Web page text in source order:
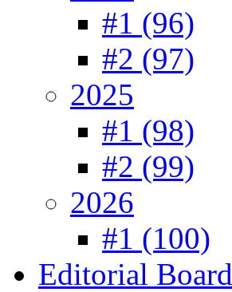
#1 (96)
#2 (97)
2025
#1 (98)
#2 (99)
2026
#1 (100)
Editorial Board